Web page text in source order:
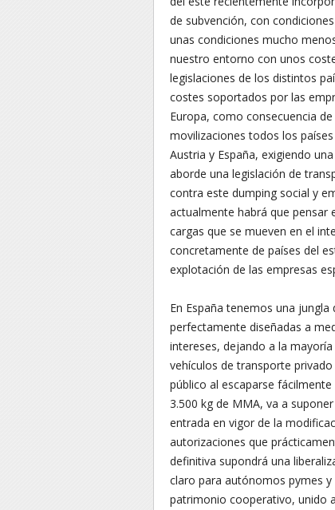
de subvención, con
unas condiciones mucho
nuestro entorno con unos
legislaciones de los distintos
costes soportados por las
Europa, como consecuencia
movilizaciones todos los
Austria y España, exigiendo
aborde una legislación de
contra este dumping social y
actualmente habrá que pensar
cargas que se mueven en el
concretamente de países del
explotación de las empresas
En España tenemos una
perfectamente diseñadas a
intereses, dejando a la
vehículos de transporte
público al escaparse
3.500 kg de MMA, va a
entrada en vigor de la
autorizaciones que
definitiva supondrá una
claro para autónomos pymes
patrimonio cooperativo, unido